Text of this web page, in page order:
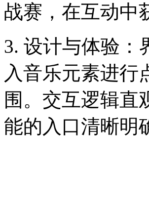
战赛，在互动中
3. 设计与体验：
入音乐元素进行
围。交互逻辑直
能的入口清晰明